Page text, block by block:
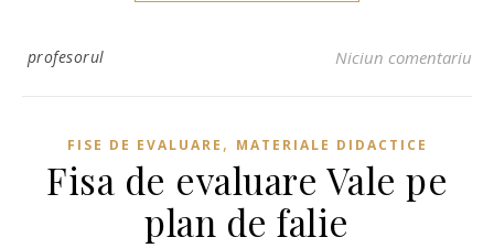
profesorul Niciun comentariu
FISE DE EVALUARE , MATERIALE DIDACTICE
Fisa de evaluare Vale pe
plan de falie